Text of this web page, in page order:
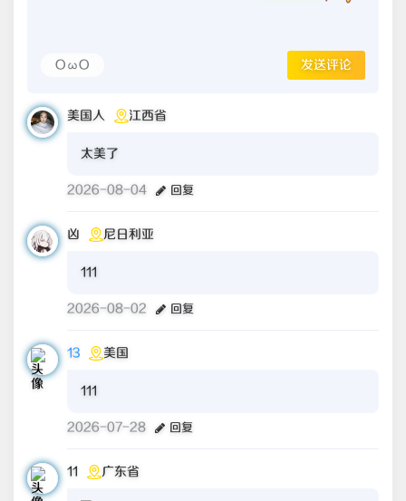
OωO 发送评论
美国人 江西省
太美了
2026-08-04 回复
凶 尼日利亚
111
2026-08-02 回复
13 美国
111
2026-07-28 回复
11 广东省